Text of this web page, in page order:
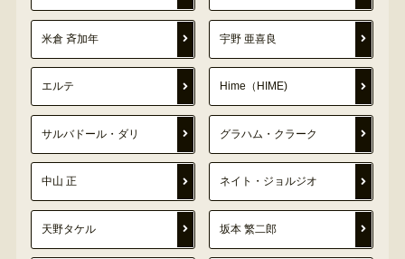
米倉 斉加年 宇野 亜喜良
エルテ Hime（HIME)
サルバドール・ダリ グラハム・クラーク
中山 正 ネイト・ジョルジオ
天野タケル 坂本 繁二郎